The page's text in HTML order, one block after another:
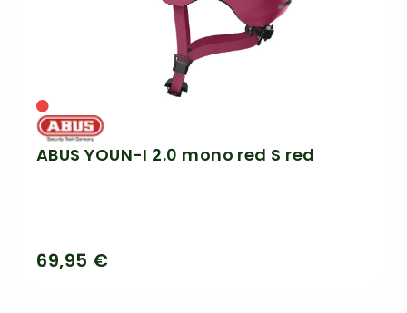
ABUS YOUN-I 2.0 mono red S red
69,95 €